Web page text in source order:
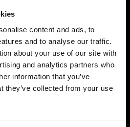
content and ads, to
and to analyse our traffic.
about your use of our site with
and analytics partners who
information that you’ve
they’ve collected from your use
​​e
portuguesa